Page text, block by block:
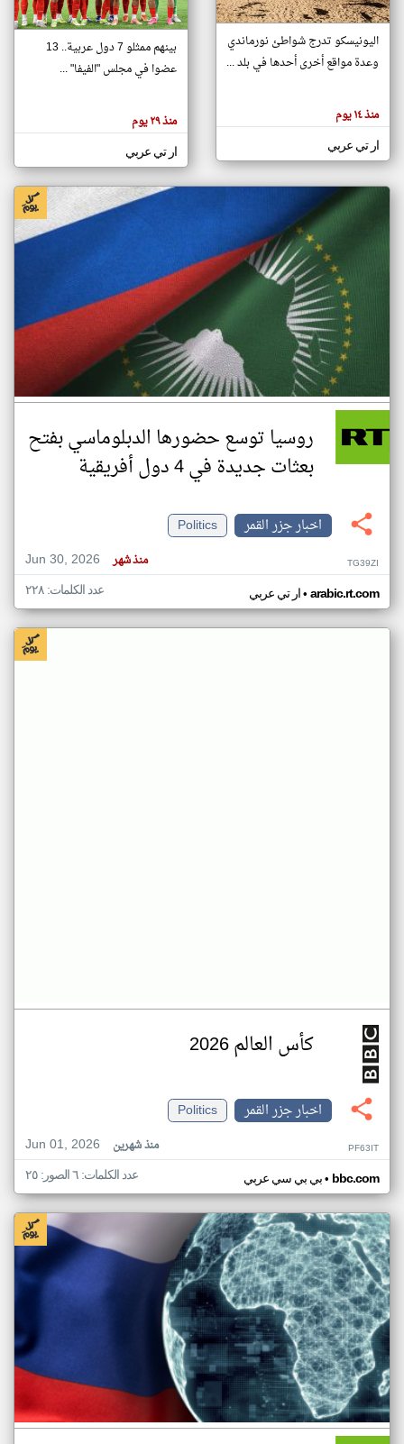
تغيير الدولة
اخبار جزر القمر على مدار الساعة
أهم اخبار جزر القمر العاجلة والمباشرة
هنا عن
وجهة
كاتبيها.
اليونيسكو تدرج شواطئ نورماندي
وعدة مواقع أخرى أحدها في بلد ...
منذ ١٤ يوم
ار تي عربي
بينهم ممثلو 7 دول عربية.. 13
عضوا في مجلس "الفيفا" ...
منذ ٢٩ يوم
ار تي عربي
روسيا توسع حضورها الدبلوماسي بفتح
بعثات جديدة في 4 دول أفريقية
اخبار جزر القمر
Politics
Jun 30, 2026
منذ شهر TG39ZI
ار تي عربي• arabic.rt.com عدد الكلمات: ٢٢٨
كأس العالم 2026
اخبار جزر القمر
Politics
Jun 01, 2026
منذ شهرين PF63IT
بي بي سي عربي• bbc.com عدد الكلمات: ٦ الصور: ٢٥
klyoum.com